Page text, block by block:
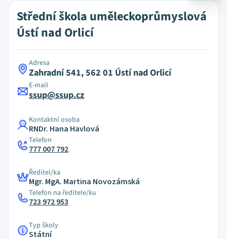
Střední škola uměleckoprůmyslová
Ústí nad Orlicí
Adresa
Zahradní 541, 562 01 Ústí nad Orlicí
E-mail
ssup@ssup.cz
Kontaktní osoba
RNDr. Hana Havlová
Telefon
777 007 792
Ředitel/ka
Mgr. MgA. Martina Novozámská
Telefon na ředitele/ku
723 972 953
Typ školy
Státní